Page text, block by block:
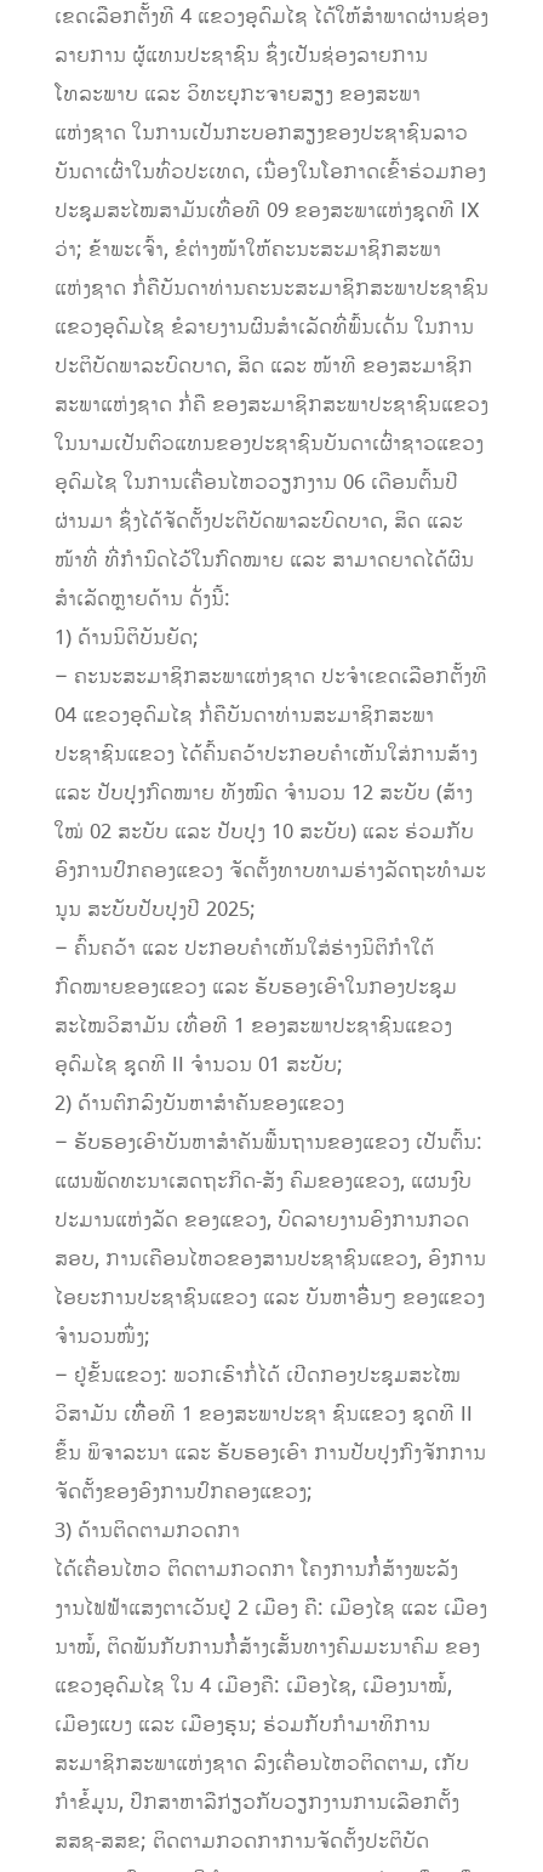
ເຂດເລືອກຕັ້ງທີ 4 ແຂວງອຸດົມໄຊ ໄດ້ໃຫ້ສໍາພາດຜ່ານຊ່ອງ
ລາຍການ ຜູ້ແທນປະຊາຊົນ ຊຶ່ງເປັນຊ່ອງລາຍການ
ໂທລະພາບ ແລະ ວິທະຍຸກະຈາຍສຽງ ຂອງສະພາ
ແຫ່ງຊາດ ໃນການເປັນກະບອກສຽງຂອງປະຊາຊົນລາວ
ບັນດາເຜົ່າໃນທົ່ວປະເທດ, ເນື່ອງໃນໂອກາດເຂົ້າຮ່ວມກອງ
ປະຊຸມສະໄໝສາມັນເທື່ອທີ 09 ຂອງສະພາແຫ່ງຊຸດທີ IX
ວ່າ; ຂ້າພະເຈົ້າ, ຂໍຕ່າງໜ້າໃຫ້ຄະນະສະມາຊິກສະພາ
ແຫ່ງຊາດ ກໍ່ຄືບັນດາທ່ານຄະນະສະມາຊິກສະພາປະຊາຊົນ
ແຂວງອຸດົມໄຊ ຂໍລາຍງານຜົນສໍາເລັດທີ່ພົ້ນເດັ່ນ ໃນການ
ປະຕິບັດພາລະບົດບາດ, ສິດ ແລະ ໜ້າທີ ຂອງສະມາຊິກ
ສະພາແຫ່ງຊາດ ກໍ່ຄື ຂອງສະມາຊິກສະພາປະຊາຊົນແຂວງ
ໃນນາມເປັນຕົວແທນຂອງປະຊາຊົນບັນດາເຜົ່າຊາວແຂວງ
ອຸດົມໄຊ ໃນການເຄື່ອນໄຫວວຽກງານ 06 ເດືອນຕົ້ນປີ
ຜ່ານມາ ຊຶ່ງໄດ້ຈັດຕັ້ງປະຕິບັດພາລະບົດບາດ, ສິດ ແລະ
ໜ້າທີ່ ທີ່ກໍານົດໄວ້ໃນກົດໝາຍ ແລະ ສາມາດຍາດໄດ້ຜົນ
ສໍາເລັດຫຼາຍດ້ານ ດັ່ງນີ້:
1) ດ້ານນິຕິບັນຍັດ;
– ຄະນະສະມາຊິກສະພາແຫ່ງຊາດ ປະຈໍາເຂດເລືອກຕັ້ງທີ
04 ແຂວງອຸດົມໄຊ ກໍ່ຄືບັນດາທ່ານສະມາຊິກສະພາ
ປະຊາຊົນແຂວງ ໄດ້ຄົ້ນຄວ້າປະກອບຄໍາເຫັນໃສ່ການສ້າງ
ແລະ ປັບປຸງກົດໝາຍ ທັງໝົດ ຈໍານວນ 12 ສະບັບ (ສ້າງ
ໃໝ່ 02 ສະບັບ ແລະ ປັບປຸງ 10 ສະບັບ) ແລະ ຮ່ວມກັບ
ອົງການປົກຄອງແຂວງ ຈັດຕັ້ງທາບທາມຮ່າງລັດຖະທໍາມະ
ນູນ ສະບັບປັບປຸງປີ 2025;
– ຄົ້ນຄວ້າ ແລະ ປະກອບຄໍາເຫັນໃສ່ຮ່າງນິຕິກໍາໃຕ້
ກົດໝາຍຂອງແຂວງ ແລະ ຮັບຮອງເອົາໃນກອງປະຊຸມ
ສະໄໝວິສາມັນ ເທື່ອທີ 1 ຂອງສະພາປະຊາຊົນແຂວງ
ອຸດົມໄຊ ຊຸດທີ II ຈໍານວນ 01 ສະບັບ;
2) ດ້ານຕົກລົງບັນຫາສໍາຄັນຂອງແຂວງ
– ຮັບຮອງເອົາບັນຫາສໍາຄັນພື້ນຖານຂອງແຂວງ ເປັນຕົ້ນ:
ແຜນພັດທະນາເສດຖະກິດ-ສັງ ຄົມຂອງແຂວງ, ແຜນງົບ
ປະມານແຫ່ງລັດ ຂອງແຂວງ, ບົດລາຍງານອົງການກວດ
ສອບ, ການເຄືອນໄຫວຂອງສານປະຊາຊົນແຂວງ, ອົງການ
ໄອຍະການປະຊາຊົນແຂວງ ແລະ ບັນຫາອືື່ນໆ ຂອງແຂວງ
ຈໍານວນໜຶ່ງ;
– ຢູ່ຂັ້ນແຂວງ: ພວກເຮົາກໍ່ໄດ້ ເປີດກອງປະຊຸມສະໄໝ
ວິສາມັນ ເທືື່ອທີ 1 ຂອງສະພາປະຊາ ຊົນແຂວງ ຊຸດທີ II
ຂຶ້ນ ພິຈາລະນາ ແລະ ຮັບຮອງເອົາ ການປັບປຸງກົງຈັກການ
ຈັດຕັ້ງຂອງອົງການປົກຄອງແຂວງ;
3) ດ້ານຕິດຕາມກວດກາ
ໄດ້ເຄື່ອນໄຫວ ຕິດຕາມກວດກາ ໂຄງການກໍໍ່ສ້າງພະລັງ
ງານໄຟຟ້າແສງຕາເວັນຢູູ່ 2 ເມືອງ ຄື: ເມືອງໄຊ ແລະ ເມືອງ
ນາໝໍ້, ຕິດພັນກັບການກໍໍ່ສ້າງເສັ້ນທາງຄົມມະນາຄົມ ຂອງ
ແຂວງອຸດົມໄຊ ໃນ 4 ເມືອງຄື: ເມືອງໄຊ, ເມືອງນາໝໍ້,
ເມືອງແບງ ແລະ ເມືອງຮຸນ; ຮ່ວມກັບກໍາມາທິການ
ສະມາຊິກສະພາແຫ່ງຊາດ ລົງເຄື່ອນໄຫວຕິດຕາມ, ເກັບ
ກໍາຂໍ້ມູນ, ປຶກສາຫາລືກ່ຽວກັບວຽກງານການເລືອກຕັ້ງ
ສສຊ-ສສຂ; ຕິດຕາມກວດກາການຈັດຕັ້ງປະຕິບັດ